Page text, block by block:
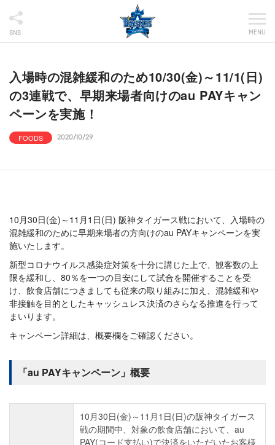
SNS MENU
入場時の混雑緩和のため10/30(金)～11/1(日)
の3連戦で、早期来場者向けのau PAYキャン
ペーンを実施！
FOODS 2020/10/29
10月30日(金)～11月1日(日) 阪神タイガース戦において、入場時の
混雑緩和のために早期来場者の方向けのau PAYキャンペーンを実
施いたします。
新型コロナウイルス感染症対策を十分に講じた上で、観客数の上
限を緩和し、80％を一つの目安にして試合を開催することを受
け、飲食店舗につきましても従来の取り組みに加え、混雑緩和や
非接触を目的としたキャッシュレス決済のさらなる推進を行って
まいります。
キャンペーン詳細は、概要欄をご確認ください。
「au PAYキャンペーン」概要
10月30日(金)～11月1日(日)の阪神タイガース
戦の期間中、対象の飲食店舗において、au
PAY(コード支払い)で決済をいただいたお客様